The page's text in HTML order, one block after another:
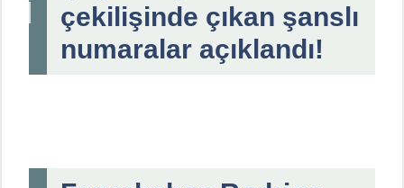
çekilişinde çıkan şanslı
numaralar açıklandı!